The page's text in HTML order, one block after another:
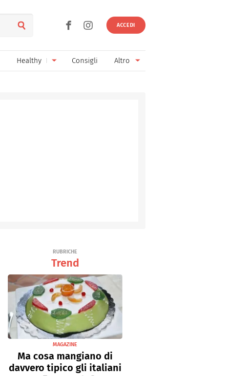
ACCEDI
Healthy Consigli Altro
RUBRICHE
Trend
MAGAZINE
Ma cosa mangiano di
davvero tipico gli italiani